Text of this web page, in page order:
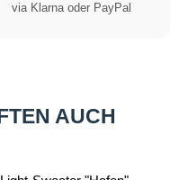
via Klarna oder PayPal
AUCH